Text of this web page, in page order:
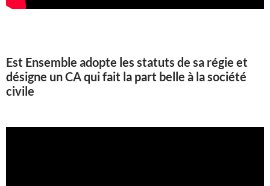
Est Ensemble adopte les statuts de sa régie et
désigne un CA qui fait la part belle à la société
civile